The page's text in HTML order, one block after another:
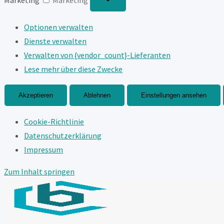
Optionen verwalten
Dienste verwalten
Verwalten von {vendor_count}-Lieferanten
Lese mehr über diese Zwecke
Akzeptieren Ablehnen Einstellungen ansehen
Cookie-Richtlinie
Datenschutzerklärung
Impressum
Zum Inhalt springen